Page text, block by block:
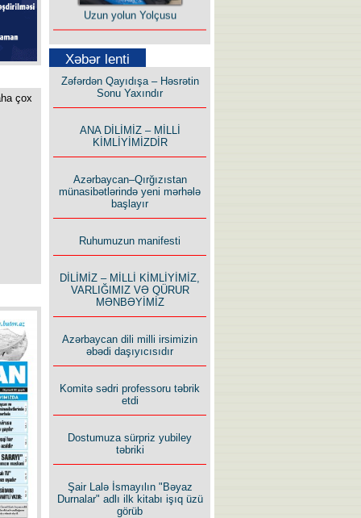
çox
Uzun yolun Yolçusu
Rusiyanın süqutunu qaçılmaz
edən beş şərt
Xəbər lenti
Zəfərdən Qayıdışa – Həsrətin
Sonu Yaxındır
ANA DİLİMİZ – MİLLİ
KİMLİYİMİZDİR
Azərbaycan–Qırğızıstan
münasibətlərində yeni mərhələ
başlayır
Ruhumuzun manifesti
DİLİMİZ – MİLLİ KİMLİYİMİZ,
VARLIĞIMIZ VƏ QÜRUR
MƏNBƏYİMİZ
Azərbaycan dili milli irsimizin
əbədi daşıyıcısıdır
Komitə sədri professoru təbrik
etdi
Dostumuza sürpriz yubiley
təbriki
Şair Lalə İsmayılın "Bəyaz
Durnalar" adlı ilk kitabı işıq üzü
görüb